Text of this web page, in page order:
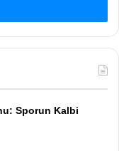
Sporun Kalbi